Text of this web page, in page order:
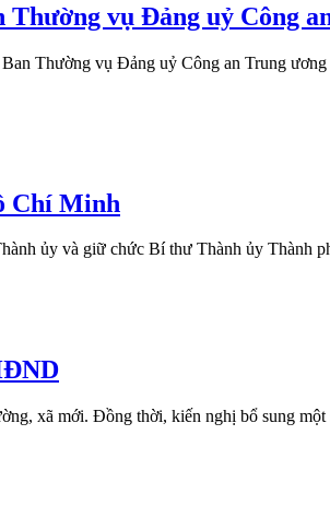
vụ Đảng uỷ Công
Thường vụ Đảng uỷ Công an Trung
Chí Minh
ủy và giữ chức Bí thư Thành ủy Thành
xã mới. Đồng thời, kiến nghị bổ sung một